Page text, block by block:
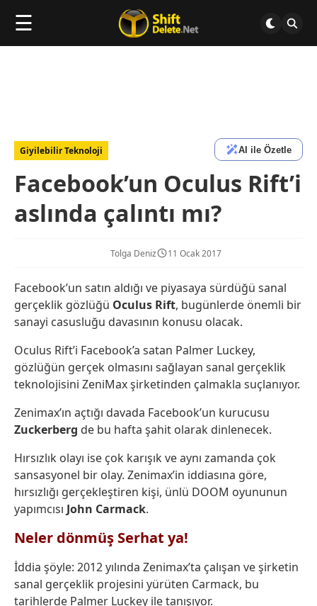
☰
Giyilebilir Teknoloji AI ile Özetle
Facebook’un Oculus Rift’i
aslında çalıntı mı?
Tolga Deniz 11 Ocak 2017
Facebook’un satın aldığı ve piyasaya sürdüğü sanal
gerçeklik gözlüğü Oculus Rift, bugünlerde önemli bir
sanayi casusluğu davasının konusu olacak.
Oculus Rift’i Facebook’a satan Palmer Luckey,
gözlüğün gerçek olmasını sağlayan sanal gerçeklik
teknolojisini ZeniMax şirketinden çalmakla suçlanıyor.
Zenimax’ın açtığı davada Facebook’un kurucusu
Zuckerberg de bu hafta şahit olarak dinlenecek.
Hırsızlık olayı ise çok karışık ve aynı zamanda çok
sansasyonel bir olay. Zenimax’in iddiasına göre,
hırsızlığı gerçekleştiren kişi, ünlü DOOM oyununun
yapımcısı John Carmack.
Neler dönmüş Serhat ya!
İddia şöyle: 2012 yılında Zenimax’ta çalışan ve şirketin
sanal gerçeklik projesini yürüten Carmack, bu
tarihlerde Palmer Luckey ile tanışıyor.